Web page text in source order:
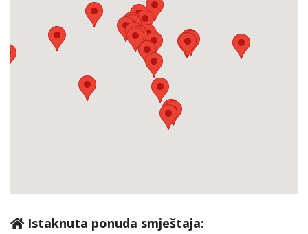
Istaknuta ponuda smještaja: